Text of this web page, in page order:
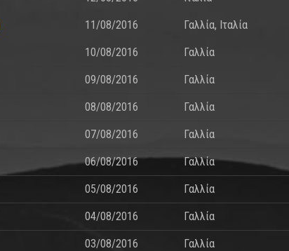
11/08/2016 Γαλλία, Ιταλία
10/08/2016 Γαλλία
09/08/2016 Γαλλία
08/08/2016 Γαλλία
07/08/2016 Γαλλία
06/08/2016 Γαλλία
05/08/2016 Γαλλία
04/08/2016 Γαλλία
03/08/2016 Γαλλία